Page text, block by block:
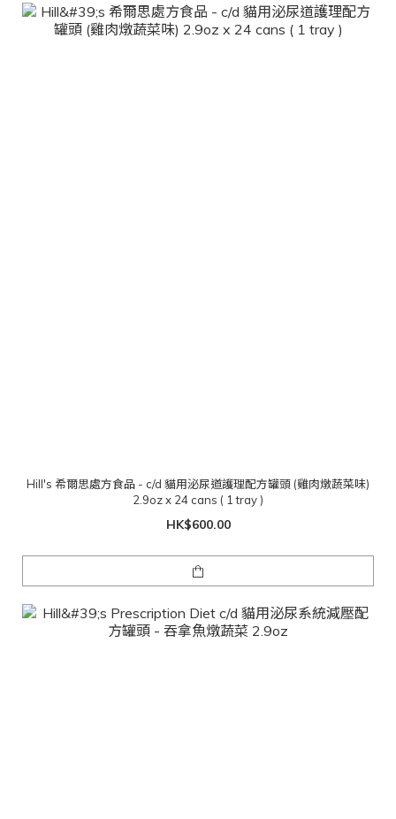
Hill's 希爾思處方食品 - c/d 貓用泌尿道護理配方罐頭 (雞肉燉蔬菜味)
2.9oz x 24 cans ( 1 tray )
HK$600.00